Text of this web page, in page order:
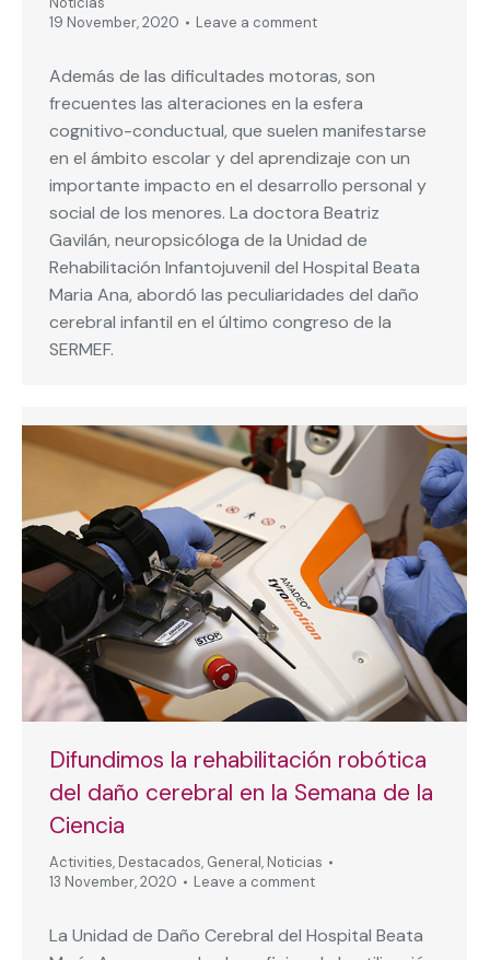
19 November, 2020
Leave a comment
Además de las dificultades motoras, son
frecuentes las alteraciones en la esfera
cognitivo-conductual, que suelen manifestarse
en el ámbito escolar y del aprendizaje con un
importante impacto en el desarrollo personal y
social de los menores. La doctora Beatriz
Gavilán, neuropsicóloga de la Unidad de
Rehabilitación Infantojuvenil del Hospital Beata
Maria Ana, abordó las peculiaridades del daño
cerebral infantil en el último congreso de la
SERMEF.
Difundimos la rehabilitación robótica
del daño cerebral en la Semana de la
Ciencia
Activities, Destacados, General, Noticias
13 November, 2020
Leave a comment
La Unidad de Daño Cerebral del Hospital Beata